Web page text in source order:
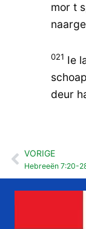
mor t
021 Ie
deur
Vorige
VORIGE
Hebreeën 7:20-